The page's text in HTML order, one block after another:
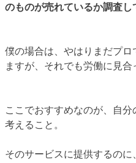
のものが売れているか調査し
僕の場合は、やはりまだプ
ますが、それでも労働に見合
ここでおすすめなのが、自
考えること。
そのサービスに提供するのに